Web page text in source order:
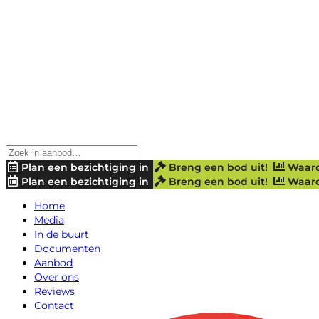
Plan een bezichtiging in Breng een bod uit!
Plan een bezichtiging in
Breng een bod uit!
Home
Media
In de buurt
Documenten
Aanbod
Over ons
Reviews
Contact